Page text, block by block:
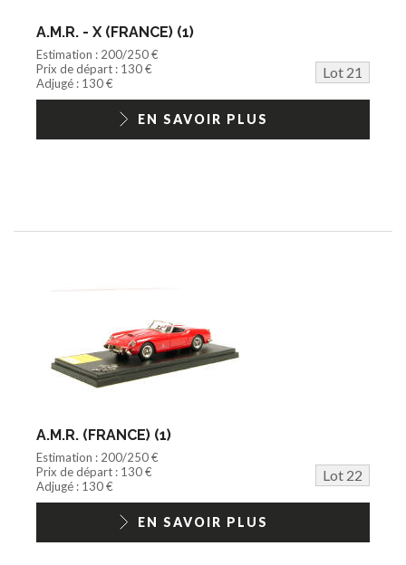
A.M.R. - X (FRANCE) (1)
Estimation : 200/250 €
Prix de départ : 130 €
Lot 21
Adjugé : 130 €
EN SAVOIR PLUS
A.M.R. (FRANCE) (1)
Estimation : 200/250 €
Prix de départ : 130 €
Lot 22
Adjugé : 130 €
EN SAVOIR PLUS